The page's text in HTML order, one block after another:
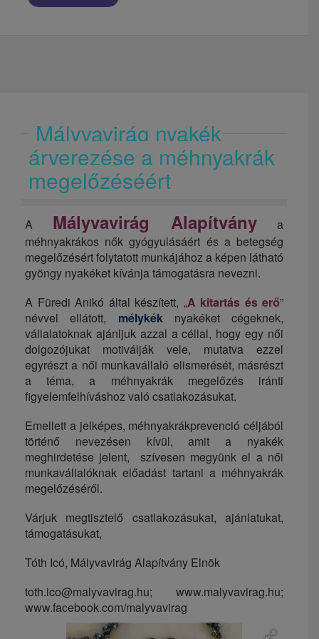
Mályvavirág nyakék
árverezése a méhnyakrák
megelőzéséért
A Mályvavirág Alapítvány a
méhnyakrákos nők gyógyulásáért és a betegség
megelőzésért folytatott munkájához a képen látható
gyöngy nyakéket kívánja támogatásra nevezni.
A Füredi Anikó által készített, „A kitartás és erő”
névvel ellátott, mélykéknyakéket cégeknek,
vállalatoknak ajánljuk azzal a céllal, hogy egy női
dolgozójukat motiválják vele, mutatva ezzel
egyrészt a női munkavállaló elismerését, másrészt
a téma, a méhnyakrák megelőzés iránti
figyelemfelhíváshoz való csatlakozásukat.
Emellett a jelképes, méhnyakrákprevenció céljából
történő nevezésen kívül, amit a nyakék
meghirdetése jelent, szívesen megyünk el a női
munkavállalóknak előadást tartani a méhnyakrák
megelőzéséről.
Várjuk megtisztelő csatlakozásukat, ajánlatukat,
támogatásukat,
Tóth Icó, Mályvavirág Alapítvány Elnök
toth.ico@malyvavirag.hu; www.malyvavirag.hu;
www.facebook.com/malyvavirag